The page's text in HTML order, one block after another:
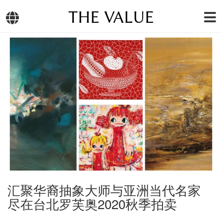
THE VALUE
汇聚华裔抽象大师与亚洲当代名家
尽在台北罗芙奥2020秋季拍卖